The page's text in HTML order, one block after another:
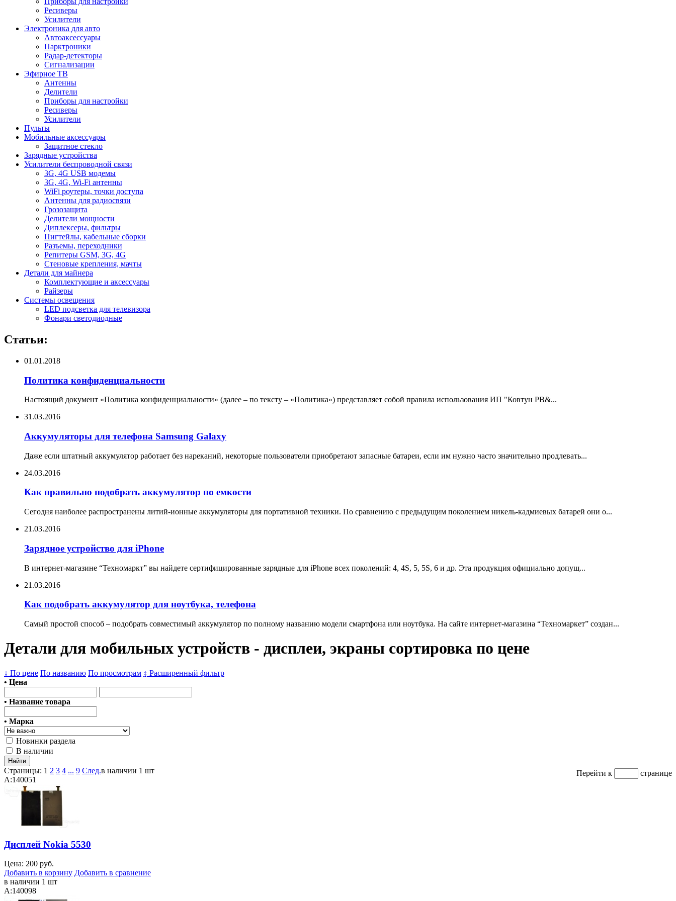
Ресиверы
Усилители
Электроника для авто
Автоаксессуары
Парктроники
Радар-детекторы
Сигнализации
Эфирное ТВ
Антенны
Делители
Приборы для настройки
Ресиверы
Усилители
Пульты
Мобильные аксессуары
Защитное стекло
Зарядные устройства
Усилители беспроводной связи
3G, 4G USB модемы
3G, 4G, Wi-Fi антенны
WiFi роутеры, точки доступа
Антенны для радиосвязи
Грозозащита
Делители мощности
Диплексеры, фильтры
Пигтейлы, кабельные сборки
Разъемы, переходники
Репитеры GSM, 3G, 4G
Стеновые крепления, мачты
Детали для майнера
Комплектующие и аксессуары
Райзеры
Системы освещения
LED подсветка для телевизора
Фонари светодиодные
Статьи:
01.01.2018
Политика конфиденциальности
Настоящий документ «Политика конфиденциальности» (далее – по тексту – «Политика») представляет собой правила использования ИП "Ковтун РВ&...
31.03.2016
Аккумуляторы для телефона Samsung Galaxy
Даже если штатный аккумулятор работает без нареканий, некоторые пользователи приобретают запасные батареи, если им нужно часто значительно продлевать...
24.03.2016
Как правильно подобрать аккумулятор по емкости
Сегодня наиболее распространены литий-ионные аккумуляторы для портативной техники. По сравнению с предыдущим поколением никель-кадмиевых батарей они о...
21.03.2016
Зарядное устройство для iPhone
В интернет-магазине “Техномаркт” вы найдете сертифицированные зарядные для iPhone всех поколений: 4, 4S, 5, 5S, 6 и др. Эта продукция официально допущ...
21.03.2016
Как подобрать аккумулятор для ноутбука, телефона
Самый простой способ – подобрать совместимый аккумулятор по полному названию модели смартфона или ноутбука. На сайте интернет-магазина “Техномаркет” создан...
Детали для мобильных устройств - дисплеи, экраны сортировка по цене
↓ По цене По названию По просмотрам ↨ Расширенный фильтр
• Цена
• Название товара
• Марка
Новинки раздела
В наличии
Страницы: 1 2 3 4 ... 9 След. Перейти к странице
в наличии 1 шт
A:140051
Дисплей Nokia 5530
Цена: 200 руб.
Добавить в корзину Добавить в сравнение
в наличии 1 шт
A:140098